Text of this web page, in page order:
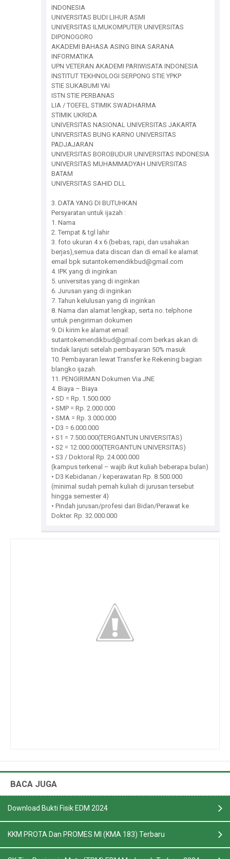
INDONESIA
UNIVERSITAS BUDI LIHUR ASMI
UNIVERSITAS ILMUKOMPUTER UNIVERSITAS
DIPONOGORO
AKADEMI BAHASA ASING BINA SARANA
INFORMATIKA
UPN VETERAN AKADEMI PARIWISATA INDONESIA
INSTITUT TEKHNOLOGI SERPONG STIE YPKP
STIE SUKABUMI YAI
ISTN STIE PERBANAS
LIA / TOEFEL STIMIK SWADHARMA
STIMIK UKRIDA
UNIVERSITAS NASIONAL UNIVERSITAS JAKARTA
UNIVERSITAS BUNG KARNO UNIVERSITAS
PADJAJARAN
UNIVERSITAS BOROBUDUR UNIVERSITAS INDONESIA
UNIVERSITAS MUHAMMADYAH UNIVERSITAS
BATAM
UNIVERSITAS SAHID DLL
3. DATA YANG DI BUTUHKAN
Persyaratan untuk ijazah :
1. Nama
2. Tempat & tgl lahir
3. foto ukuran 4 x 6 (bebas, rapi, dan usahakan
berjas),semua data discan dan di email ke alamat
email bpk sutantokemendikbud@gmail.com
4. IPK yang di inginkan
5. universitas yang di inginkan
6. Jurusan yang di inginkan
7. Tahun kelulusan yang di inginkan
8. Nama dan alamat lengkap, serta no. telphone
untuk pengiriman dokumen
9. Di kirim ke alamat email:
sutantokemendikbud@gmail.com berkas akan di
tindak lanjuti setelah pembayaran 50% masuk
10. Pembayaran lewat Transfer ke Rekening bagian
blangko ijazah.
11. PENGIRIMAN Dokumen Via JNE
4. Biaya – Biaya
• SD = Rp. 1.500.000
• SMP = Rp. 2.000.000
• SMA = Rp. 3.000.000
• D3 = 6.000.000
• S1 = 7.500.000(TERGANTUN UNIVERSITAS)
• S2 = 12.000.000(TERGANTUN UNIVERSITAS)
• S3 / Doktoral Rp. 24.000.000
(kampus terkenal – wajib ikut kuliah beberapa bulan)
• D3 Kebidanan / keperawatan Rp. 8.500.000
(minimal sudah pernah kuliah di jurusan tersebut
hingga semester 4)
• Pindah jurusan/profesi dari Bidan/Perawat ke
Dokter. Rp. 32.000.000
BACA JUGA
Download Bukti Fisik EDM 2024
KKM PROTA Dan PROMES MI (KMA 183) Terbaru